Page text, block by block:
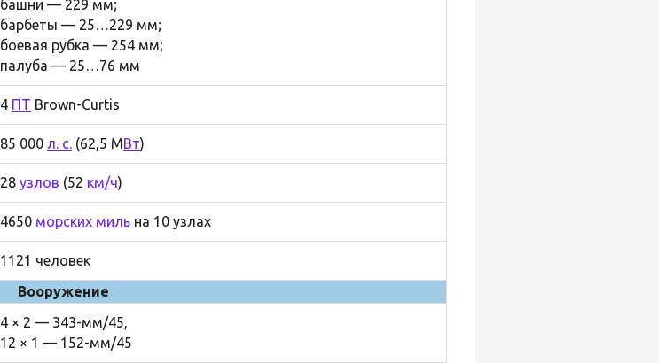
башни — 229 мм;
барбеты — 25…229 мм;
боевая рубка — 254 мм;
палуба — 25…76 мм
4 ПТ Brown-Curtis
85 000 л. с. (62,5 МВт)
28 узлов (52 км/ч)
4650 морских миль на 10 узлах
1121 человек
Вооружение
4 × 2 — 343-мм/45,
12 × 1 — 152-мм/45